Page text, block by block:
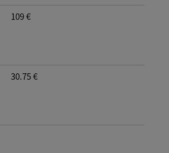
109 €
30.75 €